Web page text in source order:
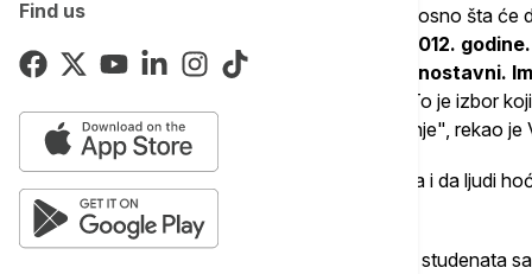
Find usKljučno je kako će građani da glasaju, odnosno šta će
opuštate.Ovo će biti najteži izbori od 2012.
rekao bih više godina. Ali suštinski jednostavni.
To je izbor
su nebitne stvari, sve ostalo je zamagljivanje", rekao je
Dodao je da je SNS razumeo glas građana i da ljudi
koje nude blokaderi i ne promene nasiljem.
"Ne promene izbacivanjem đaka iz škola i studenata